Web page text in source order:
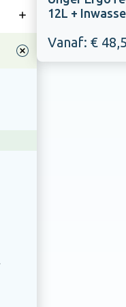
12L +
Vanaf: €